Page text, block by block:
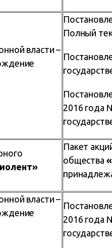
власти –
Полный
2016 года
Пакет
общества
власти –
2016 года